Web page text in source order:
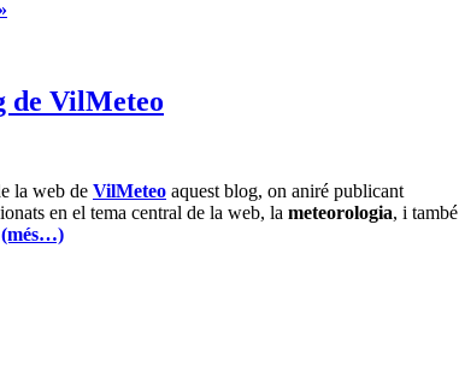
de VilMeteo
la web de VilMeteo aquest blog, on aniré publicant
en el tema central de la web, la meteorologia, i també
(més…)